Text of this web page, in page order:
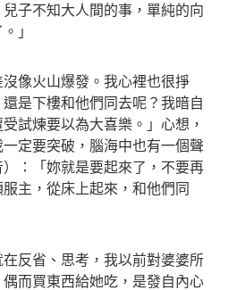
子不知大人間的事，單純的向
」
像火山爆發。我心裡也很掙
是下樓和他們同去呢？我暗自
試煉要以為大喜樂。」心想，
定要突破，腦海中也有一個聲
：「妳就是要起來了，不要再
主，從床上起來，和他們同
反省、思考，我以前對婆婆所
而買東西給她吃，是發自內心